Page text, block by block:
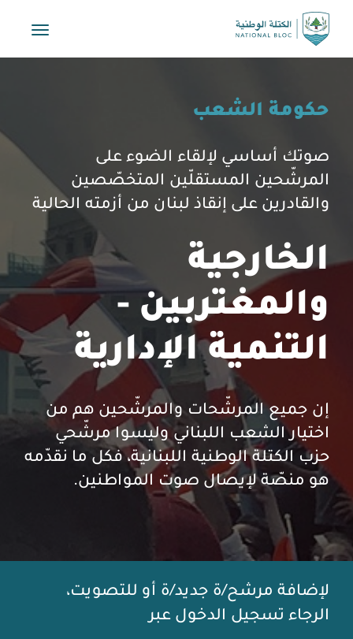
Toggle
حكومة الشعب
صوتك أساسي لإلقاء الضوء على
المرشّحين المستقلّين المتخصّصين
والقادرين على إنقاذ لبنان من أزمته الحالية
الخارجية
والمغتربين -
التنمية الإدارية
إن جميع المرشّحات والمرشّحين هم من
اختيار الشعب اللبناني وليسوا مرشّحي
حزب الكتلة الوطنية اللبنانية، فكل ما نقدّمه
هو منصّة لإيصال صوت المواطنين.
لإضافة مرشح/ة جديد/ة أو للتصويت،
الرجاء تسجيل الدخول عبر